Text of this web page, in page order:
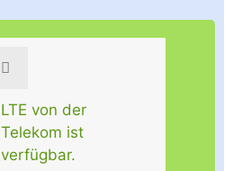
LTE von der
Telekom ist
verfügbar.